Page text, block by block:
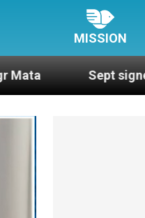
MISSION
signes pour